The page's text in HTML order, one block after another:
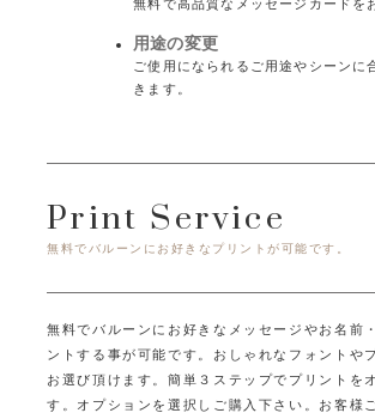
無料で高品質なメッセージカードを
用途の変更
ご使用になられるご用途やシーンに
きます。
Print Service
無料でバルーンにお好きなプリントが可能です。
無料でバルーンにお好きなメッセージやお名前
ントする事が可能です。 おしゃれなフォントや
お選び頂けます。簡単３ステップでプリントを
す。オプションを選択しご購入下さい。 お客様